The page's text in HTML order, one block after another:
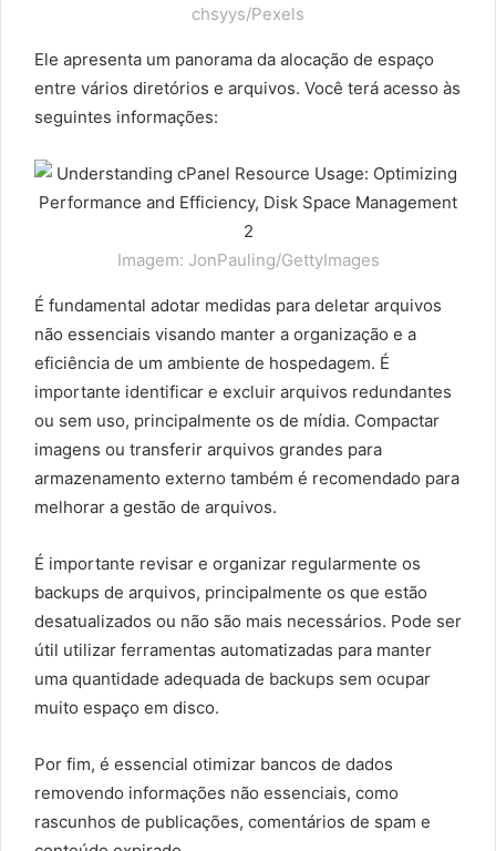
chsyys/Pexels
Ele apresenta um panorama da alocação de espaço
entre vários diretórios e arquivos. Você terá acesso às
seguintes informações:
Imagem: JonPauling/GettyImages
É fundamental adotar medidas para deletar arquivos
não essenciais visando manter a organização e a
eficiência de um ambiente de hospedagem. É
importante identificar e excluir arquivos redundantes
ou sem uso, principalmente os de mídia. Compactar
imagens ou transferir arquivos grandes para
armazenamento externo também é recomendado para
melhorar a gestão de arquivos.
É importante revisar e organizar regularmente os
backups de arquivos, principalmente os que estão
desatualizados ou não são mais necessários. Pode ser
útil utilizar ferramentas automatizadas para manter
uma quantidade adequada de backups sem ocupar
muito espaço em disco.
Por fim, é essencial otimizar bancos de dados
removendo informações não essenciais, como
rascunhos de publicações, comentários de spam e